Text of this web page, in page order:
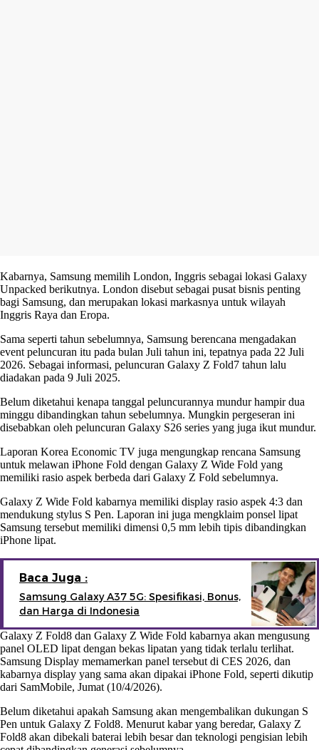
Kabarnya, Samsung memilih London, Inggris sebagai lokasi Galaxy
Unpacked berikutnya. London disebut sebagai pusat bisnis penting
bagi Samsung, dan merupakan lokasi markasnya untuk wilayah
Inggris Raya dan Eropa.
Sama seperti tahun sebelumnya, Samsung berencana mengadakan
event peluncuran itu pada bulan Juli tahun ini, tepatnya pada 22 Juli
2026. Sebagai informasi, peluncuran Galaxy Z Fold7 tahun lalu
diadakan pada 9 Juli 2025.
Belum diketahui kenapa tanggal peluncurannya mundur hampir dua
minggu dibandingkan tahun sebelumnya. Mungkin pergeseran ini
disebabkan oleh peluncuran Galaxy S26 series yang juga ikut mundur.
Laporan Korea Economic TV juga mengungkap rencana Samsung
untuk melawan iPhone Fold dengan Galaxy Z Wide Fold yang
memiliki rasio aspek berbeda dari Galaxy Z Fold sebelumnya.
Galaxy Z Wide Fold kabarnya memiliki display rasio aspek 4:3 dan
mendukung stylus S Pen. Laporan ini juga mengklaim ponsel lipat
Samsung tersebut memiliki dimensi 0,5 mm lebih tipis dibandingkan
iPhone lipat.
Baca Juga :
Samsung Galaxy A37 5G: Spesifikasi, Bonus,
dan Harga di Indonesia
Galaxy Z Fold8 dan Galaxy Z Wide Fold kabarnya akan mengusung
panel OLED lipat dengan bekas lipatan yang tidak terlalu terlihat.
Samsung Display memamerkan panel tersebut di CES 2026, dan
kabarnya display yang sama akan dipakai iPhone Fold, seperti dikutip
dari SamMobile, Jumat (10/4/2026).
Belum diketahui apakah Samsung akan mengembalikan dukungan S
Pen untuk Galaxy Z Fold8. Menurut kabar yang beredar, Galaxy Z
Fold8 akan dibekali baterai lebih besar dan teknologi pengisian lebih